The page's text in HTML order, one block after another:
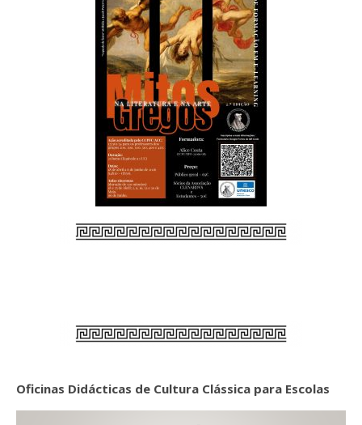
Oficinas Didácticas de Cultura Clássica para Escolas